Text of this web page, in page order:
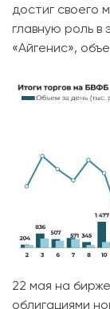
достиг своего
главную роль в
«Айгенис»,
22 мая на
облигациями